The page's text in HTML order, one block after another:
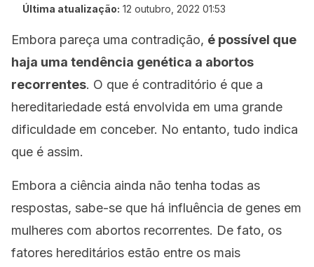
Última atualização: 12 outubro, 2022 01:53
Embora pareça uma contradição, é possível que
haja uma tendência genética a abortos
recorrentes. O que é contraditório é que a
hereditariedade está envolvida em uma grande
dificuldade em conceber. No entanto, tudo indica
que é assim.
Embora a ciência ainda não tenha todas as
respostas, sabe-se que há influência de genes em
mulheres com abortos recorrentes. De fato, os
fatores hereditários estão entre os mais